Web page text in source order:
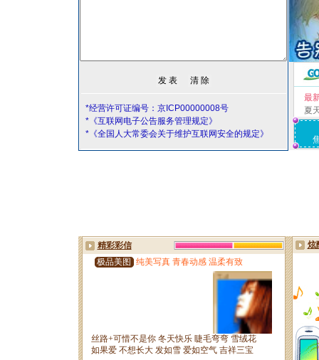
*经营许可证编号：京ICP00000008号
*《互联网电子公告服务管理规定》
*《全国人大常委会关于维护互联网安全的规定》
最
夏